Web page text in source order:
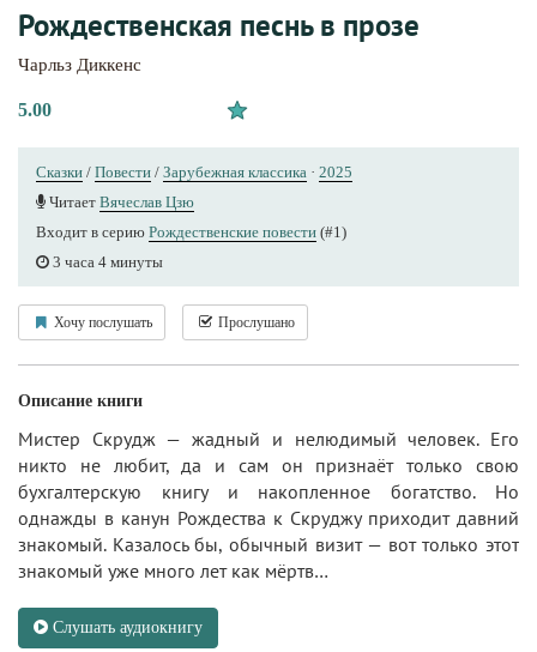
Рождественская песнь в прозе
Чарльз Диккенс
5.00
Сказки / Повести / Зарубежная классика · 2025
Читает Вячеслав Цзю
Входит в серию Рождественские повести (#1)
3 часа 4 минуты
Хочу послушать Прослушано
Описание книги
Мистер Скрудж — жадный и нелюдимый человек. Его
никто не любит, да и сам он признаёт только свою
бухгалтерскую книгу и накопленное богатство. Но
однажды в канун Рождества к Скруджу приходит давний
знакомый. Казалось бы, обычный визит — вот только этот
знакомый уже много лет как мёртв…
Слушать аудиокнигу